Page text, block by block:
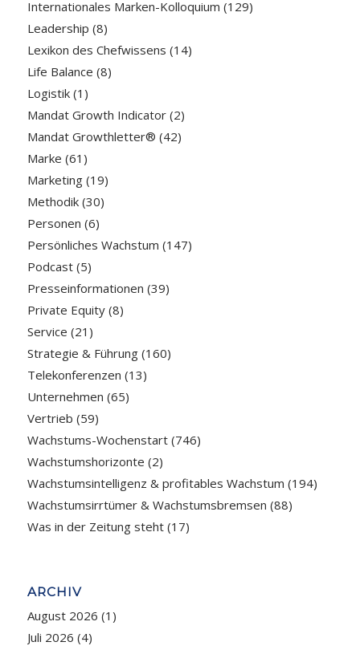
Internationales Marken-Kolloquium (129)
Leadership (8)
Lexikon des Chefwissens (14)
Life Balance (8)
Logistik(1)
Mandat Growth Indicator(2)
Mandat Growthletter® (42)
Marke (61)
Marketing(19)
Methodik(30)
Personen (6)
Persönliches Wachstum (147)
Podcast(5)
Presseinformationen (39)
Private Equity(8)
Service (21)
Strategie & Führung(160)
Telekonferenzen (13)
Unternehmen (65)
Vertrieb (59)
Wachstums-Wochenstart(746)
Wachstumshorizonte (2)
Wachstumsintelligenz & profitables Wachstum (194)
Wachstumsirrtümer & Wachstumsbremsen (88)
Was in der Zeitung steht(17)
ARCHIV
August 2026 (1)
Juli 2026 (4)